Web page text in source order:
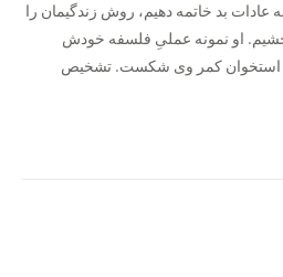
عادات بد خاتمه دهیم، روش زندگیمان را
بخشیم. او نمونه‌ عملیِ فلسفه خودش
استخوان کمر وی شکست. تشخیص